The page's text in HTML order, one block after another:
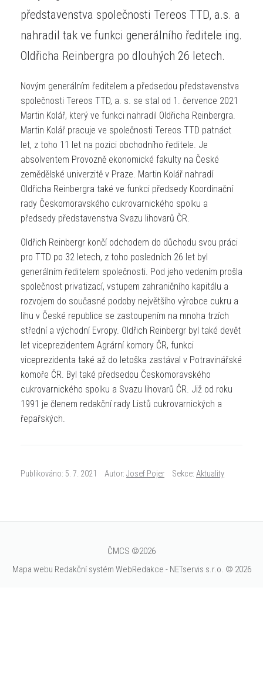
představenstva společnosti Tereos TTD, a.s. a
nahradil tak ve funkci generálního ředitele ing.
Oldřicha Reinbergra po dlouhých 26 letech.
Novým generálním ředitelem a předsedou představenstva
společnosti Tereos TTD, a. s. se stal od 1. července 2021
Martin Kolář, který ve funkci nahradil Oldřicha Reinbergra.
Martin Kolář pracuje ve společnosti Tereos TTD patnáct
let, z toho 11 let na pozici obchodního ředitele. Je
absolventem Provozně ekonomické fakulty na České
zemědělské univerzitě v Praze. Martin Kolář nahradí
Oldřicha Reinbergra také ve funkci předsedy Koordinační
rady Českomoravského cukrovarnického spolku a
předsedy představenstva Svazu lihovarů ČR.
Oldřich Reinbergr končí odchodem do důchodu svou práci
pro TTD po 32 letech, z toho posledních 26 let byl
generálním ředitelem společnosti. Pod jeho vedením prošla
společnost privatizací, vstupem zahraničního kapitálu a
rozvojem do současné podoby největšího výrobce cukru a
lihu v České republice se zastoupením na mnoha trzích
střední a východní Evropy. Oldřich Reinbergr byl také devět
let viceprezidentem Agrární komory ČR, funkci
viceprezidenta také až do letoška zastával v Potravinářské
komoře ČR. Byl také předsedou Českomoravského
cukrovarnického spolku a Svazu lihovarů ČR. Již od roku
1991 je členem redakční rady Listů cukrovarnických a
řepařských.
Publikováno: 5. 7. 2021 Autor: Josef Pojer Sekce: Aktuality
ČMCS ©2026
Mapa webu Redakční systém WebRedakce - NETservis s.r.o. © 2026